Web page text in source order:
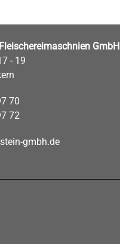
GmbH
- 19
70
72
gmbh.de